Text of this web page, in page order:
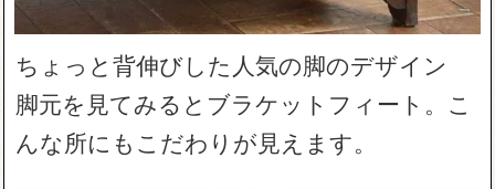
ちょっと背伸びした人気の脚のデザイン
脚元を見てみるとブラケットフィート。こ
んな所にもこだわりが見えます。